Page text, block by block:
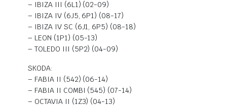
– IBIZA III (6L1) (02-09)
– IBIZA IV (6J5, 6P1) (08-17)
– IBIZA IV SC (6J1, 6P5) (08-18)
– LEON (1P1) (05-13)
– TOLEDO III (5P2) (04-09)
SKODA:
– FABIA II (542) (06-14)
– FABIA II COMBI (545) (07-14)
– OCTAVIA II (1Z3) (04-13)